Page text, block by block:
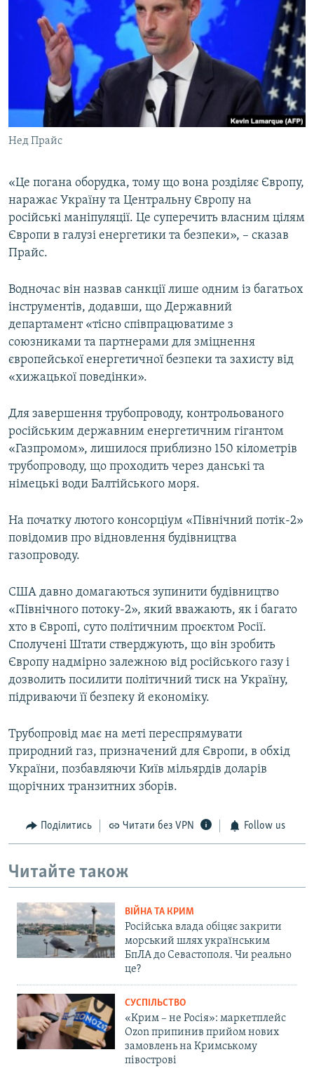
Нед Прайс
«Це погана оборудка, тому що вона розділяє Європу,
наражає Україну та Центральну Європу на
російські маніпуляції. Це суперечить власним цілям
Європи в галузі енергетики та безпеки», – сказав
Прайс.
Водночас він назвав санкції лише одним із багатьох
інструментів, додавши, що Державний
департамент «тісно співпрацюватиме з
союзниками та партнерами для зміцнення
європейської енергетичної безпеки та захисту від
«хижацької поведінки».
Для завершення трубопроводу, контрольованого
російським державним енергетичним гігантом
«Газпромом», лишилося приблизно 150 кілометрів
трубопроводу, що проходить через данські та
німецькі води Балтійського моря.
На початку лютого консорціум «Північний потік-2»
повідомив про відновлення будівництва
газопроводу.
США давно домагаються зупинити будівництво
«Північного потоку-2», який вважають, як і багато
хто в Європі, суто політичним проєктом Росії.
Сполучені Штати стверджують, що він зробить
Європу надмірно залежною від російського газу і
дозволить посилити політичний тиск на Україну,
підриваючи її безпеку й економіку.
Трубопровід має на меті переспрямувати
природний газ, призначений для Європи, в обхід
України, позбавляючи Київ мільярдів доларів
щорічних транзитних зборів.
Поділитись Читати без VPN Follow us
Читайте також
ВІЙНА ТА КРИМ
Російська влада обіцяє закрити
морський шлях українським
БпЛА до Севастополя. Чи реально
це?
СУСПІЛЬСТВО
«Крим – не Росія»: маркетплейс
Ozon припинив прийом нових
замовлень на Кримському
півострові